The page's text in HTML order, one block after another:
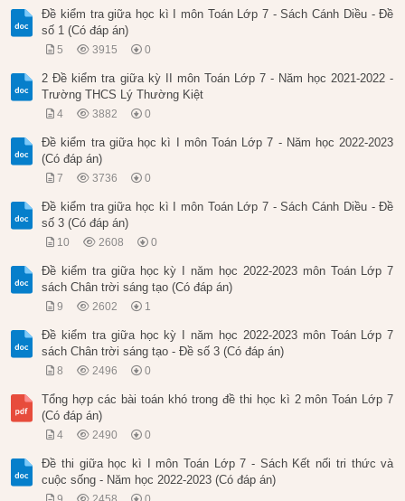
Đề kiểm tra giữa học kì I môn Toán Lớp 7 - Sách Cánh Diều - Đề
số 1 (Có đáp án)
5 3915 0
2 Đề kiểm tra giữa kỳ II môn Toán Lớp 7 - Năm học 2021-2022 -
Trường THCS Lý Thường Kiệt
4 3882 0
Đề kiểm tra giữa học kì I môn Toán Lớp 7 - Năm học 2022-2023
(Có đáp án)
7 3736 0
Đề kiểm tra giữa học kì I môn Toán Lớp 7 - Sách Cánh Diều - Đề
số 3 (Có đáp án)
10 2608 0
Đề kiểm tra giữa học kỳ I năm học 2022-2023 môn Toán Lớp 7
sách Chân trời sáng tạo (Có đáp án)
9 2602 1
Đề kiểm tra giữa học kỳ I năm học 2022-2023 môn Toán Lớp 7
sách Chân trời sáng tạo - Đề số 3 (Có đáp án)
8 2496 0
Tổng hợp các bài toán khó trong đề thi học kì 2 môn Toán Lớp 7
(Có đáp án)
4 2490 0
Đề thi giữa học kì I môn Toán Lớp 7 - Sách Kết nối tri thức và
cuộc sống - Năm học 2022-2023 (Có đáp án)